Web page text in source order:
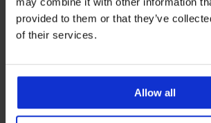
provided to them or that they’ve
of their services.
Allow all
Brazilke Lady Grace New
20,99 €
41,99 €